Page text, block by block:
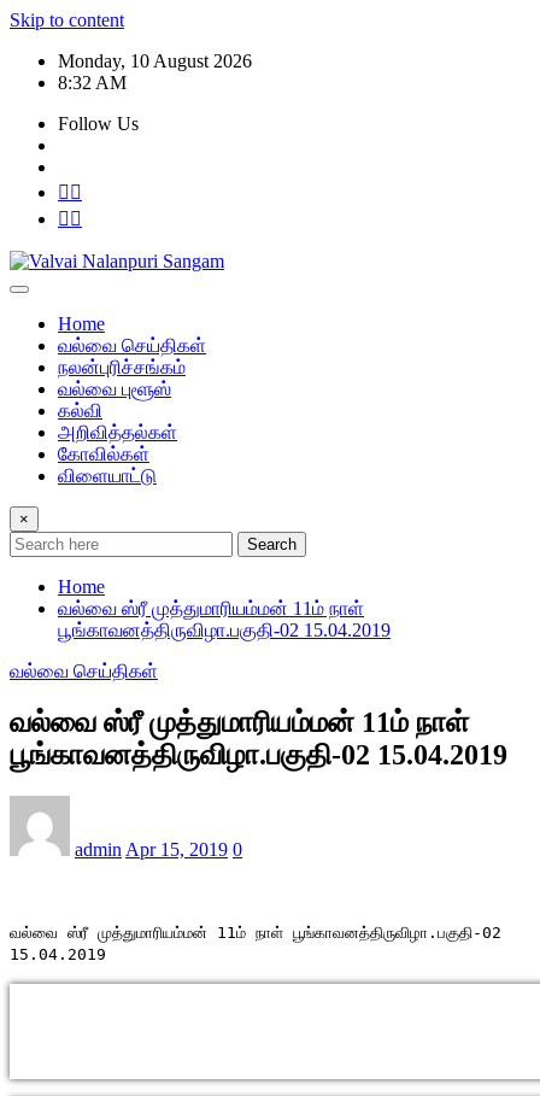
Skip to content
Monday, 10 August 2026
8:32 AM
Follow Us
Home
வல்வை செய்திகள்
நலன்புரிச்சங்கம்
வல்வை புளூஸ்
கல்வி
அறிவித்தல்கள்
கோவில்கள்
விளையாட்டு
×
Search
Home
வல்வை ஸ்ரீ முத்துமாரியம்மன் 11ம் நாள்
பூங்காவனத்திருவிழா.பகுதி-02 15.04.2019
வல்வை செய்திகள்
வல்வை ஸ்ரீ முத்துமாரியம்மன் 11ம் நாள்
பூங்காவனத்திருவிழா.பகுதி-02 15.04.2019
admin Apr 15, 2019 0
வல்வை ஸ்ரீ முத்துமாரியம்மன் 11ம் நாள் பூங்காவனத்திருவிழா.பகுதி-02
15.04.2019